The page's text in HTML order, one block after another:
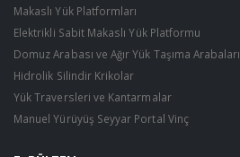
Makaslı Yük Platformları
Elektrikli Sabit Makaslı Yük Platformu
Domuz Arabası ve Ağır Yük Taşıma Arabaları
Hidrolik Silindir Krikolar
Yük Traversleri ve Kantarmalar
Manuel Yürüyüş Seyyar Portal Vinç